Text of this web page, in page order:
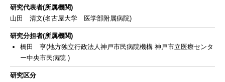
研究代表者(所属機関)
山田 清文(名古屋大学 医学部附属病院)
研究分担者(所属機関)
橋田 亨(地方独立行政法人神戸市民病院機構 神戸市立医療センタ
ー中央市民病院 )
研究区分